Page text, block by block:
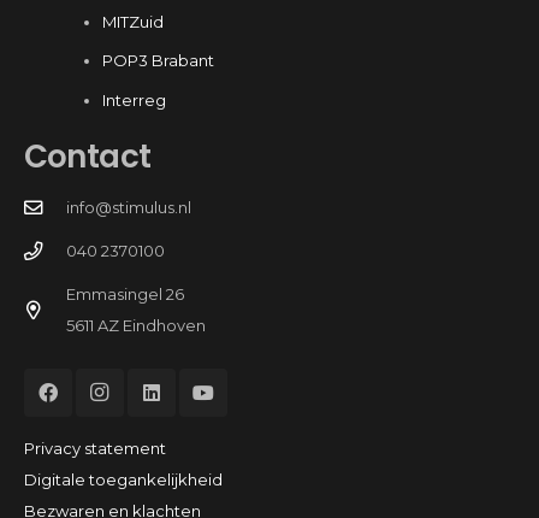
MITZuid
POP3 Brabant
Interreg
Contact
info@stimulus.nl
040 2370100
Emmasingel 26
5611 AZ Eindhoven
Privacy statement
Digitale toegankelijkheid
Bezwaren en klachten